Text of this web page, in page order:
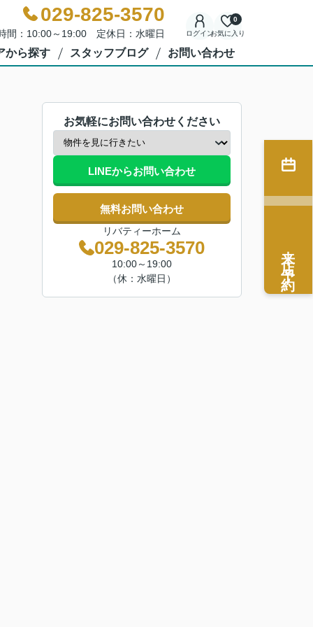
029-825-3570
間：10:00～19:00 定休日：水曜日 ログインお気に入り
0
から探す スタッフブログ お問い合わせ
お気軽にお問い合わせください
LINEからお問い合わせ
無料お問い合わせ
リバティーホーム
029-825-3570
10:00～19:00
（休：水曜日）
来店予約